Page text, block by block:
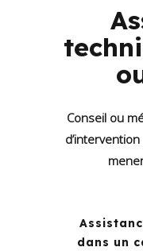
Conseil ou
dans un